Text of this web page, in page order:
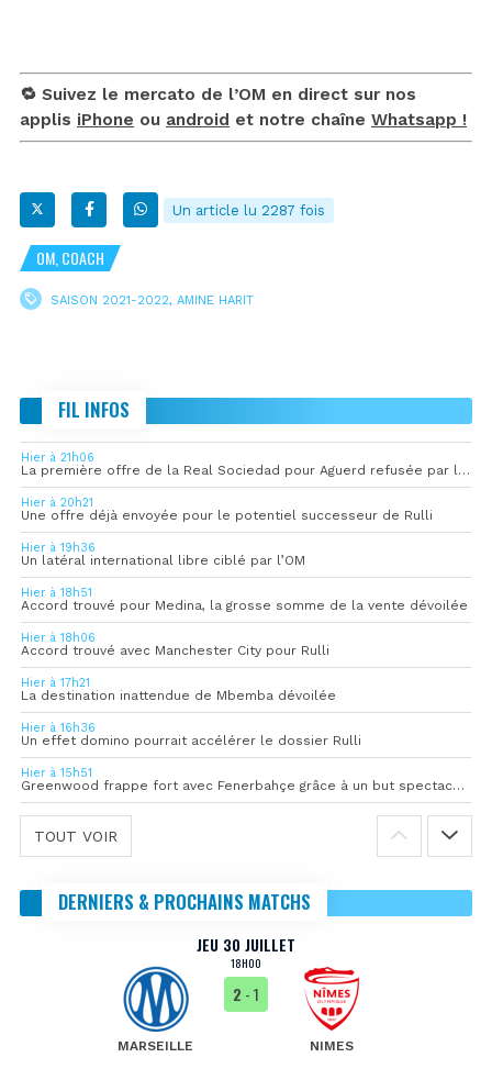
🔁 Suivez le mercato de l’OM en direct sur nos
applis iPhone ou android et notre chaîne Whatsapp !
Un article lu 2287 fois
OM, COACH
SAISON 2021-2022, AMINE HARIT
FIL INFOS
Hier à 21h06
La première offre de la Real Sociedad pour Aguerd refusée par l’OM
Hier à 20h21
Une offre déjà envoyée pour le potentiel successeur de Rulli
Hier à 19h36
Un latéral international libre ciblé par l’OM
Hier à 18h51
Accord trouvé pour Medina, la grosse somme de la vente dévoilée
Hier à 18h06
Accord trouvé avec Manchester City pour Rulli
Hier à 17h21
La destination inattendue de Mbemba dévoilée
Hier à 16h36
Un effet domino pourrait accélérer le dossier Rulli
Hier à 15h51
Greenwood frappe fort avec Fenerbahçe grâce à un but spectaculaire
TOUT VOIR
DERNIERS & PROCHAINS MATCHS
JEU 30 JUILLET
18H00
MARSEILLE
2 - 1
NIMES